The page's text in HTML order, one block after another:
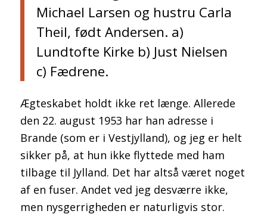
Michael Larsen og hustru Carla
Theil, født Andersen. a)
Lundtofte Kirke b) Just Nielsen
c) Fædrene.
Ægteskabet holdt ikke ret længe. Allerede
den 22. august 1953 har han adresse i
Brande (som er i Vestjylland), og jeg er helt
sikker på, at hun ikke flyttede med ham
tilbage til Jylland. Det har altså været noget
af en fuser. Andet ved jeg desværre ikke,
men nysgerrigheden er naturligvis stor.